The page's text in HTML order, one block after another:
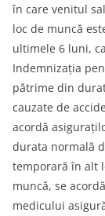
în care venitul
loc de muncă
ultimele 6 luni,
Indemnizaţia
pătrime din
cauzate de
acordă
durata normală
temporară în alt
muncă, se
medicului